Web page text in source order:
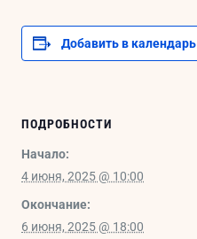
Добавить в календарь
ПОДРОБНОСТИ
Начало:
4 июня, 2025 @ 10:00
Окончание:
6 июня, 2025 @ 18:00